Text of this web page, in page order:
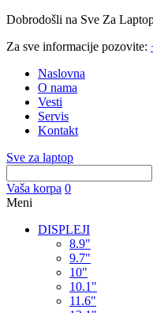
Dobrodošli na Sve Za
Za sve informacije pozovite:
Naslovna
O nama
Vesti
Servis
Kontakt
Sve za laptop
Vaša korpa 0
Meni
DISPLEJI
8.9"
9.7"
10"
10.1"
11.6"